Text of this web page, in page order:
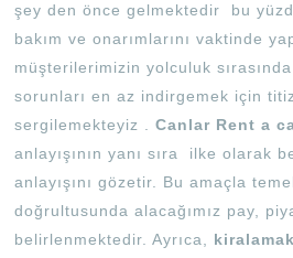
şey den önce gelmektedir bu
bakım ve onarımlarını vaktinde
müşterilerimizin yolculuk
sorunları en az indirgemek için
sergilemekteyiz .Canlar Rent a
anlayışının yanı sıra ilke olarak
anlayışını gözetir. Bu amaçla
doğrultusunda alacağımız pay,
belirlenmektedir. Ayrıca, kiralamak